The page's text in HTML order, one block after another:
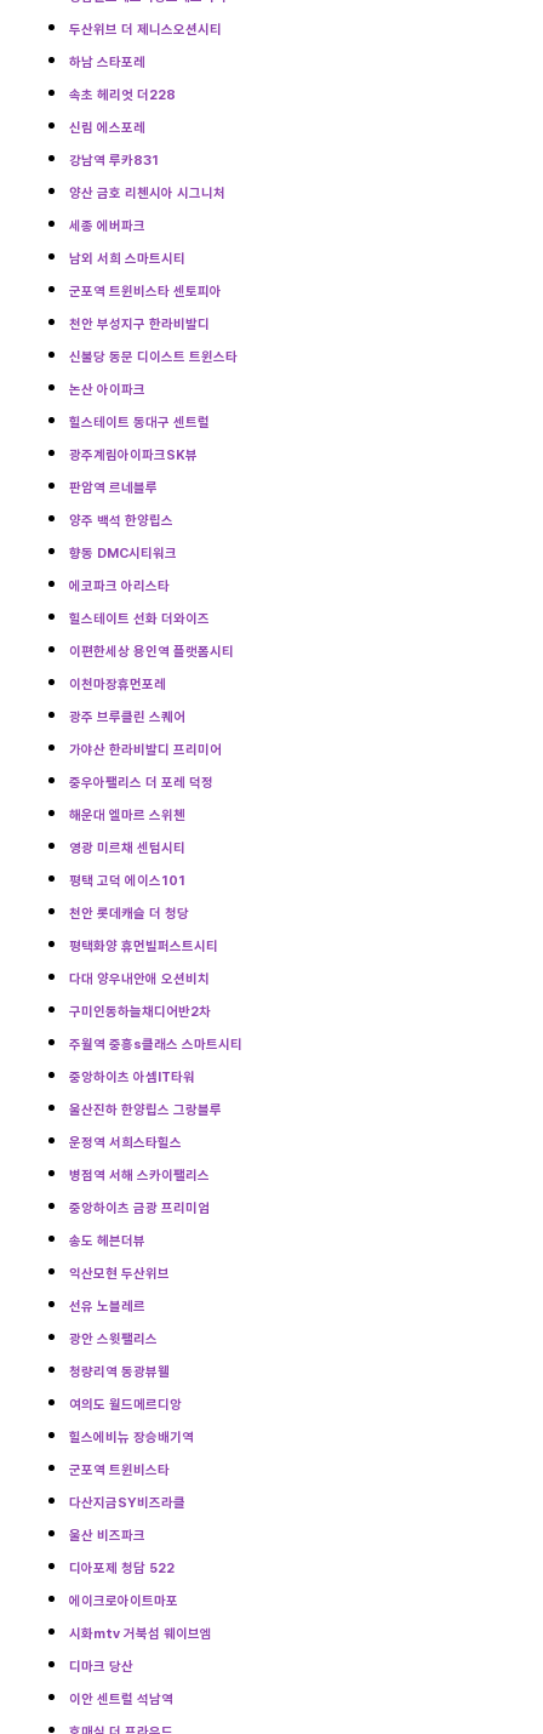
두산위브 더 제니스오션시티
하남 스타포레
속초 헤리엇 더228
신림 에스포레
강남역 루카831
양산 금호 리첸시아 시그니처
세종 에버파크
남외 서희 스마트시티
군포역 트윈비스타 센토피아
천안 부성지구 한라비발디
신불당 동문 디이스트 트윈스타
논산 아이파크
힐스테이트 동대구 센트럴
광주계림아이파크SK뷰
판암역 르네블루
양주 백석 한양립스
향동 DMC시티워크
에코파크 아리스타
힐스테이트 선화 더와이즈
이편한세상 용인역 플랫폼시티
이천마장휴먼포레
광주 브루클린 스퀘어
가야산 한라비발디 프리미어
중우아팰리스 더 포레 덕정
해운대 엘마르 스위첸
영광 미르채 센텀시티
평택 고덕 에이스101
천안 롯데캐슬 더 청당
평택화양 휴먼빌퍼스트시티
다대 양우내안애 오션비치
구미인동하늘채디어반2차
주월역 중흥s클래스 스마트시티
중앙하이츠 아셈IT타워
울산진하 한양립스 그랑블루
운정역 서희스타힐스
병점역 서해 스카이팰리스
중앙하이츠 금광 프리미엄
송도 헤븐더뷰
익산모현 두산위브
선유 노블레르
광안 스윗팰리스
청량리역 동광뷰웰
여의도 월드메르디앙
힐스에비뉴 장승배기역
군포역 트윈비스타
다산지금SY비즈라클
울산 비즈파크
디아포제 청담 522
에이크로아이트마포
시화mtv 거북섬 웨이브엠
디마크 당산
이안 센트럴 석남역